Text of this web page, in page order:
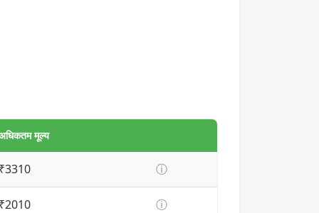
मूल्य
₹3310 ⓘ
₹2010 ⓘ